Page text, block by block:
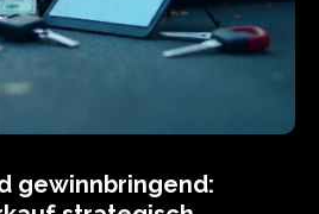
gewinnbringend: